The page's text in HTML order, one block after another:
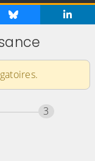
Étape
3